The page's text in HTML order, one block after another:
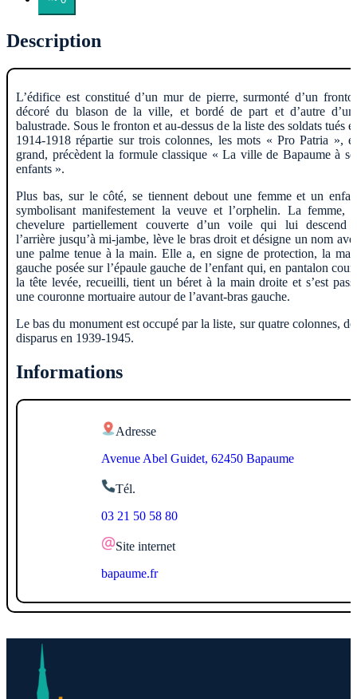
Description
L’édifice est constitué d’un mur de pierre, surmonté d’un
décoré du blason de la ville, et bordé de part et d’autre
balustrade. Sous le fronton et au-dessus de la liste des soldats tués
1914-1918 répartie sur trois colonnes, les mots « Pro Patria »,
grand, précèdent la formule classique « La ville de Bapaume à
enfants ».
Plus bas, sur le côté, se tiennent debout une femme et un
symbolisant manifestement la veuve et l’orphelin. La femme,
chevelure partiellement couverte d’un voile qui lui descend
l’arrière jusqu’à mi-jambe, lève le bras droit et désigne un nom
une palme tenue à la main. Elle a, en signe de protection, la
gauche posée sur l’épaule gauche de l’enfant qui, en pantalon
la tête levée, recueilli, tient un béret à la main droite et s’est
une couronne mortuaire autour de l’avant-bras gauche.
Le bas du monument est occupé par la liste, sur quatre colonnes,
disparus en 1939-1945.
Informations
Adresse
Avenue Abel Guidet, 62450 Bapaume
Tél.
03 21 50 58 80
Site internet
bapaume.fr